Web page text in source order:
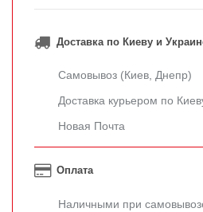
Доставка по Киеву и
Самовывоз (Киев, Днепр)
Доставка курьером по
Новая Почта
Оплата
Наличными при